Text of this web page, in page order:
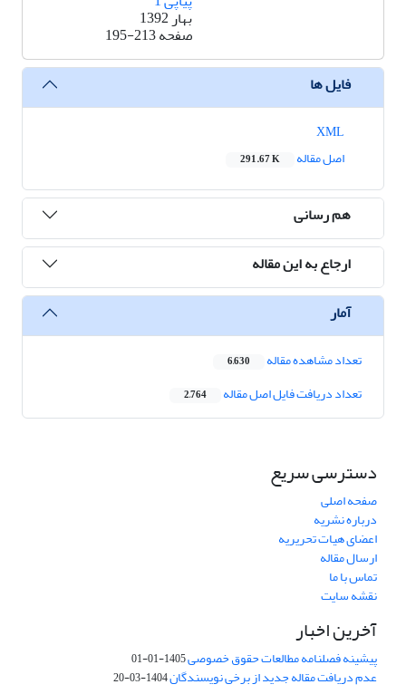
بهار 1392
صفحه195-213
فایل ها
اصل مقاله
291.67 K
هم رسانی
ارجاع به این مقاله
آمار
تعداد مشاهده مقاله 6,630
تعداد دریافت فایل اصل مقاله 2,764
دسترسی سریع
صفحه اصلی
درباره نشریه
اعضای هیات تحریریه
ارسال مقاله
تماس با ما
نقشه سایت
آخرین اخبار
پیشینه فصلنامه مطالعات حقوق خصوصی1405-01-01
عدم دریافت مقاله جدید از برخی نویسندگان1404-03-20